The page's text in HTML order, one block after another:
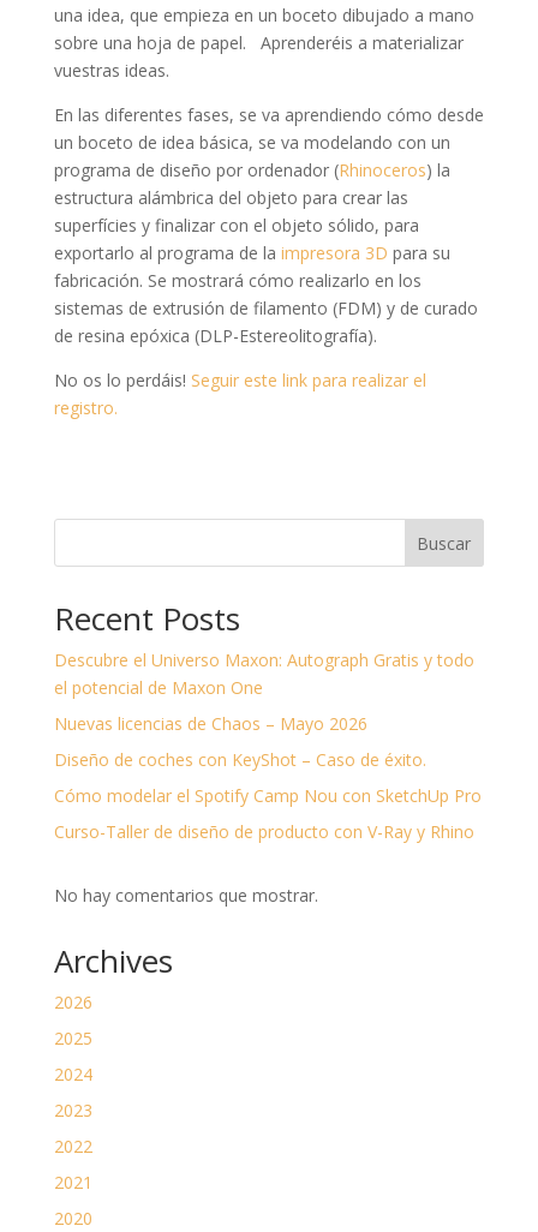
una idea, que empieza en un boceto dibujado a mano
sobre una hoja de papel. Aprenderéis a materializar
vuestras ideas.
En las diferentes fases, se va aprendiendo cómo desde
un boceto de idea básica, se va modelando con un
programa de diseño por ordenador (Rhinoceros) la
estructura alámbrica del objeto para crear las
superfícies y finalizar con el objeto sólido, para
exportarlo al programa de la impresora 3D para su
fabricación. Se mostrará cómo realizarlo en los
sistemas de extrusión de filamento (FDM) y de curado
de resina epóxica (DLP-Estereolitografía).
No os lo perdáis! Seguir este link para realizar el
registro.
Buscar
Recent Posts
Descubre el Universo Maxon: Autograph Gratis y todo
el potencial de Maxon One
Nuevas licencias de Chaos – Mayo 2026
Diseño de coches con KeyShot – Caso de éxito.
Cómo modelar el Spotify Camp Nou con SketchUp Pro
Curso-Taller de diseño de producto con V-Ray y Rhino
No hay comentarios que mostrar.
Archives
2026
2025
2024
2023
2022
2021
2020